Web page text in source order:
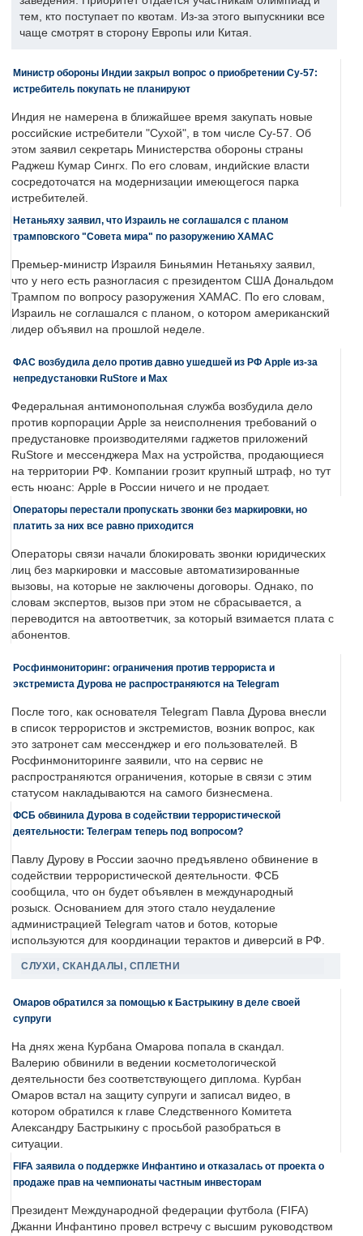
тем, кто поступает по квотам. Из-за этого выпускники все
чаще смотрят в сторону Европы или Китая.
Министр обороны Индии закрыл вопрос о приобретении Су-57:
истребитель покупать не планируют
Индия не намерена в ближайшее время закупать новые
российские истребители "Сухой", в том числе Су-57. Об
этом заявил секретарь Министерства обороны страны
Раджеш Кумар Сингх. По его словам, индийские власти
сосредоточатся на модернизации имеющегося парка
истребителей.
Нетаньяху заявил, что Израиль не соглашался с планом
трамповского "Совета мира" по разоружению ХАМАС
Премьер-министр Израиля Биньямин Нетаньяху заявил,
что у него есть разногласия с президентом США Дональдом
Трампом по вопросу разоружения ХАМАС. По его словам,
Израиль не соглашался с планом, о котором американский
лидер объявил на прошлой неделе.
ФАС возбудила дело против давно ушедшей из РФ Apple из-за
непредустановки RuStore и Max
Федеральная антимонопольная служба возбудила дело
против корпорации Apple за неисполнения требований о
предустановке производителями гаджетов приложений
RuStore и мессенджера Max на устройства, продающиеся
на территории РФ. Компании грозит крупный штраф, но тут
есть нюанс: Apple в России ничего и не продает.
Операторы перестали пропускать звонки без маркировки, но
платить за них все равно приходится
Операторы связи начали блокировать звонки юридических
лиц без маркировки и массовые автоматизированные
вызовы, на которые не заключены договоры. Однако, по
словам экспертов, вызов при этом не сбрасывается, а
переводится на автоответчик, за который взимается плата с
абонентов.
Росфинмониторинг: ограничения против террориста и
экстремиста Дурова не распространяются на Telegram
После того, как основателя Telegram Павла Дурова внесли
в список террористов и экстремистов, возник вопрос, как
это затронет сам мессенджер и его пользователей. В
Росфинмониторинге заявили, что на сервис не
распространяются ограничения, которые в связи с этим
статусом накладываются на самого бизнесмена.
ФСБ обвинила Дурова в содействии террористической
деятельности: Телеграм теперь под вопросом?
Павлу Дурову в России заочно предъявлено обвинение в
содействии террористической деятельности. ФСБ
сообщила, что он будет объявлен в международный
розыск. Основанием для этого стало неудаление
администрацией Telegram чатов и ботов, которые
используются для координации терактов и диверсий в РФ.
СЛУХИ, СКАНДАЛЫ, СПЛЕТНИ
Омаров обратился за помощью к Бастрыкину в деле своей
супруги
На днях жена Курбана Омарова попала в скандал.
Валерию обвинили в ведении косметологической
деятельности без соответствующего диплома. Курбан
Омаров встал на защиту супруги и записал видео, в
котором обратился к главе Следственного Комитета
Александру Бастрыкину с просьбой разобраться в
ситуации.
FIFA заявила о поддержке Инфантино и отказалась от проекта о
продаже прав на чемпионаты частным инвесторам
Президент Международной федерации футбола (FIFA)
Джанни Инфантино провел встречу с высшим руководством